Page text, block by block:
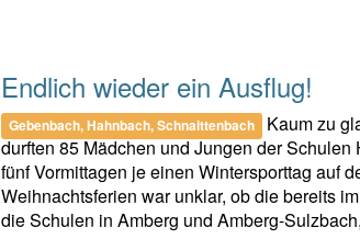
Endlich wieder ein Ausflug!
Gebenbach, Hahnbach, Schnaittenbach
Kaum zu
durften 85 Mädchen und Jungen der
fünf Vormittagen je einen Wintersporttag auf
Weihnachtsferien war unklar, ob die bereits
die Schulen in Amberg und Amberg-Sulzbach,